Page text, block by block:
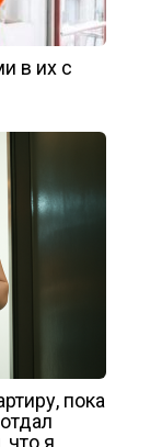
в их с
пока
что я